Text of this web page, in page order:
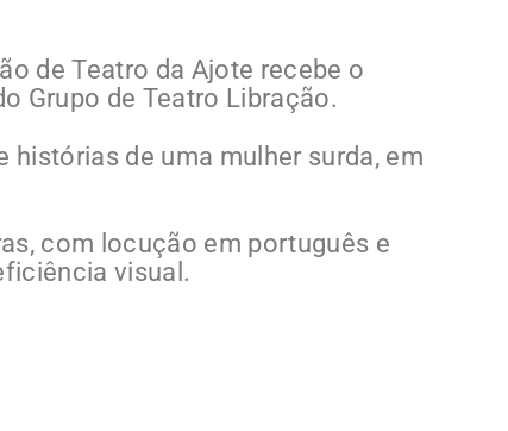
de Teatro da Ajote recebe o
Grupo de Teatro Libração.
de uma mulher surda, em
com locução em português e
visual.